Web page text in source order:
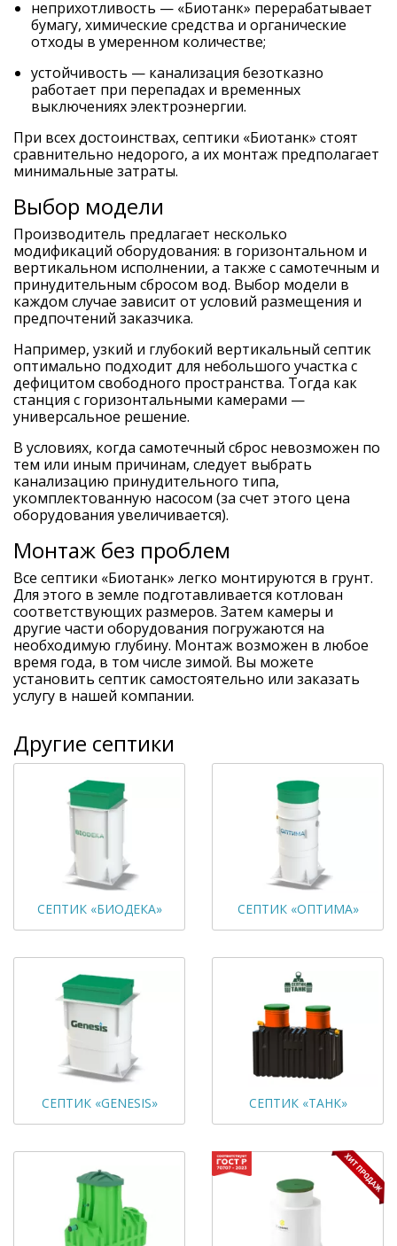
неприхотливость — «Биотанк» перерабатывает
бумагу, химические средства и органические
отходы в умеренном количестве;
устойчивость — канализация безотказно
работает при перепадах и временных
выключениях электроэнергии.
При всех достоинствах, септики «Биотанк» стоят
сравнительно недорого, а их монтаж предполагает
минимальные затраты.
Выбор модели
Производитель предлагает несколько
модификаций оборудования: в горизонтальном и
вертикальном исполнении, а также с самотечным и
принудительным сбросом вод. Выбор модели в
каждом случае зависит от условий размещения и
предпочтений заказчика.
Например, узкий и глубокий вертикальный септик
оптимально подходит для небольшого участка с
дефицитом свободного пространства. Тогда как
станция с горизонтальными камерами —
универсальное решение.
В условиях, когда самотечный сброс невозможен по
тем или иным причинам, следует выбрать
канализацию принудительного типа,
укомплектованную насосом (за счет этого цена
оборудования увеличивается).
Монтаж без проблем
Все септики «Биотанк» легко монтируются в грунт.
Для этого в земле подготавливается котлован
соответствующих размеров. Затем камеры и
другие части оборудования погружаются на
необходимую глубину. Монтаж возможен в любое
время года, в том числе зимой. Вы можете
установить септик самостоятельно или заказать
услугу в нашей компании.
Другие септики
СЕПТИК «БИОДЕКА» СЕПТИК «ОПТИМА»
СЕПТИК «GENESIS» СЕПТИК «ТАНК»